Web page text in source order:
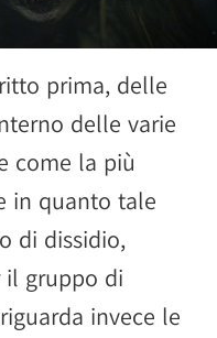
prima, delle
delle varie
come la più
in quanto tale
di dissidio,
gruppo di
invece le